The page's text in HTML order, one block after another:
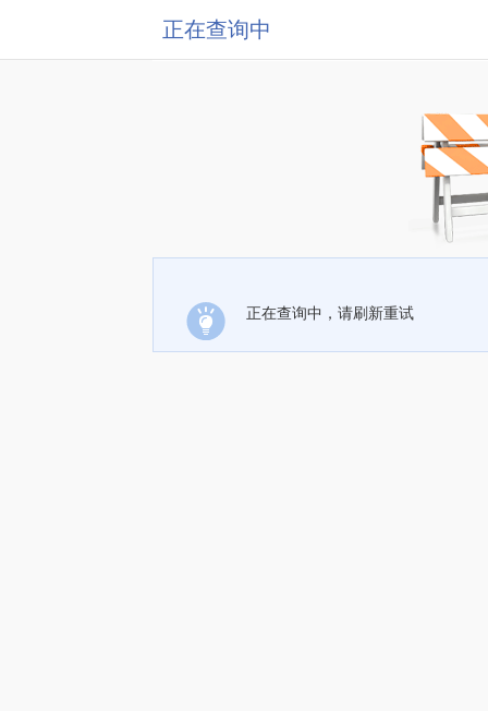
正在查询中
正在查询中，请刷新重试